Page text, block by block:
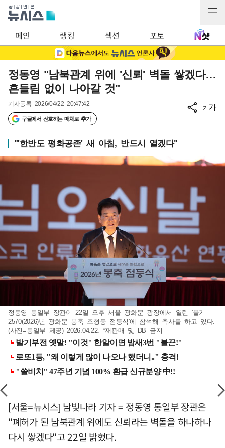
메인 랭킹 섹션 포토
정동영 "남북관계 위에 '신뢰' 벽돌 쌓겠다…
흔들림 없이 나아갈 것"
기사등록 2026/04/22 20:47:42
구글에서 선호하는 매체로 추가
가가
"'한반도 평화공존' 새 아침, 반드시 열겠다"
정동영 통일부 장관이 22일 오후 서울 광화문 광장에서 열린 '불기
2570(2026)년 광화문 봉축 조형등 점등식'에 참석해 축사를 하고 있다.
(사진=통일부 제공) 2026.04.22. *재판매 및 DB 금지
[서울=뉴시스] 남빛나라 기자 = 정동영 통일부 장관은
"폐허가 된 남북관계 위에도 신뢰라는 벽돌을 하나하나
다시 쌓겠다"고 22일 밝혔다.